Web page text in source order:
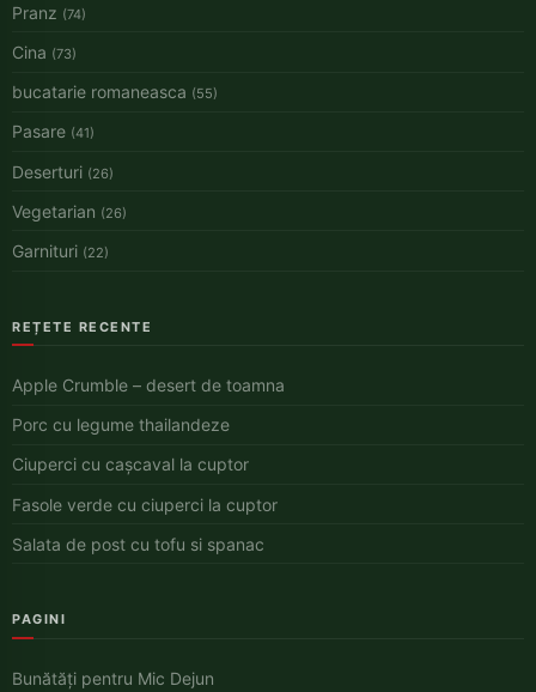
Pranz (74)
Cina (73)
bucatarie romaneasca (55)
Pasare (41)
Deserturi (26)
Vegetarian (26)
Garnituri (22)
REȚETE RECENTE
Apple Crumble – desert de toamna
Porc cu legume thailandeze
Ciuperci cu cașcaval la cuptor
Fasole verde cu ciuperci la cuptor
Salata de post cu tofu si spanac
PAGINI
Bunătăți pentru Mic Dejun